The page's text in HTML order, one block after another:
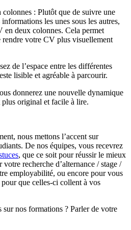
colonnes : Plutôt que de suivre une
les unes sous les autres,
deux colonnes. Cela permet
rendre votre CV plus visuellement
de l’espace entre les différentes
lisible et agréable à parcourir.
donnerez une nouvelle dynamique
original et facile à lire.
nous mettons l’accent sur
De nos équipes, vous recevrez
, que ce soit pour réussir le mieux
recherche d’alternance / stage /
employabilité, ou encore pour vous
que celles-ci collent à vos
nos formations ? Parler de votre